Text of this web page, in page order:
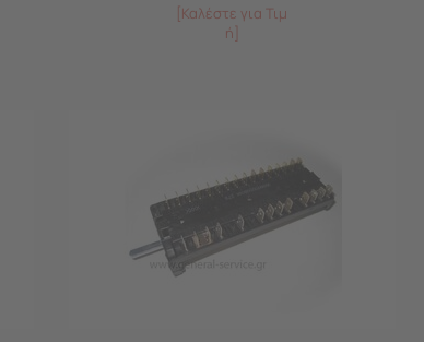
[Καλέστε για Τιμ
ή]